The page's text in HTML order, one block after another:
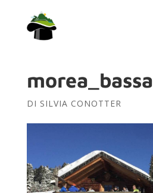
morea_bassa
DI SILVIA CONOTTER